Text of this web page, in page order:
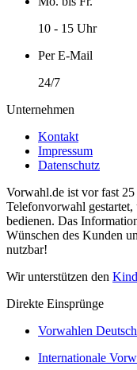
10 - 15 Uhr
Per E-Mail
24/7
Unternehmen
Kontakt
Impressum
Datenschutz
Vorwahl.de ist vor fast 25
Telefonvorwahl
bedienen. Das
Wünschen des Kunden
nutzbar!
Wir unterstützen den
Direkte Einsprünge
Vorwahlen
Internationale